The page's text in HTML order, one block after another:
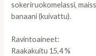
sokeriruokomelassi,
banaani (kuivattu).
Ravintoaineet:
Raakakuitu 15,4 %